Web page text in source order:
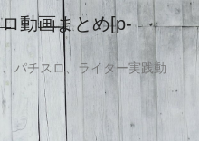
動画まとめ[p-
パチスロ、ライター実践動